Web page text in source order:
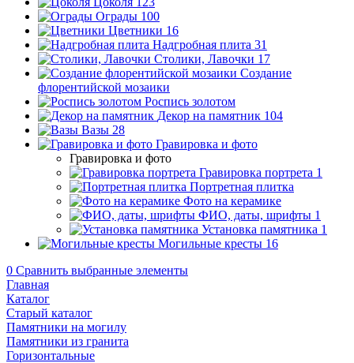
Ограды 100
Цветники 16
Надгробная плита 31
Столики, Лавочки 17
Создание
флорентийской мозаики
Роспись золотом
Декор на памятник 104
Вазы 28
Гравировка и фото
Гравировка и фото
Гравировка портрета 1
Портретная плитка
Фото на керамике
ФИО, даты, шрифты 1
Установка памятника 1
Могильные кресты 16
0 Сравнить выбранные элементы
Главная
Каталог
Старый каталог
Памятники на могилу
Памятники из гранита
Горизонтальные